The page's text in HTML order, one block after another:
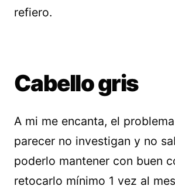
refiero.
Cabello gris
A mi me encanta, el
parecer no investigan y no
poderlo mantener con buen
retocarlo mínimo 1 vez al